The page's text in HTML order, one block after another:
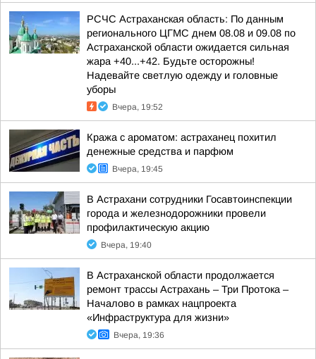
РСЧС Астраханская область: По данным
регионального ЦГМС днем 08.08 и 09.08 по
Астраханской области ожидается сильная
жара +40...+42. Будьте осторожны!
Надевайте светлую одежду и головные
уборы
Вчера, 19:52
Кража с ароматом: астраханец похитил
денежные средства и парфюм
Вчера, 19:45
В Астрахани сотрудники Госавтоинспекции
города и железнодорожники провели
профилактическую акцию
Вчера, 19:40
В Астраханской области продолжается
ремонт трассы Астрахань – Три Протока –
Началово в рамках нацпроекта
«Инфраструктура для жизни»
Вчера, 19:36